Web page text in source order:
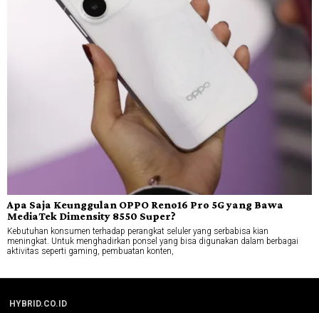
Apa Saja Keunggulan OPPO Reno16 Pro 5G yang Bawa
MediaTek Dimensity 8550 Super?
Kebutuhan konsumen terhadap perangkat seluler yang serbabisa kian
meningkat. Untuk menghadirkan ponsel yang bisa digunakan dalam berbagai
aktivitas seperti gaming, pembuatan konten,
HYBRID.CO.ID